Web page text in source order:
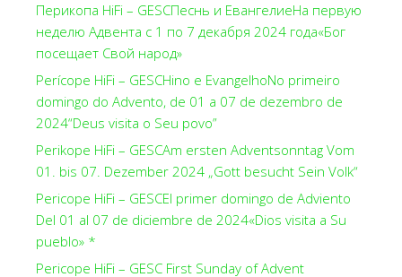
Перикопа HiFi – GESCПеснь и ЕвангелиеНа первую
неделю Адвента с 1 по 7 декабря 2024 года«Бог
посещает Свой народ»
Perícope HiFi – GESCHino e EvangelhoNo primeiro
domingo do Advento, de 01 a 07 de dezembro de
2024“Deus visita o Seu povo”
Perikope HiFi – GESCAm ersten Adventsonntag Vom
01. bis 07. Dezember 2024 „Gott besucht Sein Volk“
Pericope HiFi – GESCEl primer domingo de Adviento
Del 01 al 07 de diciembre de 2024«Dios visita a Su
pueblo» *
Pericope HiFi – GESC First Sunday of Advent